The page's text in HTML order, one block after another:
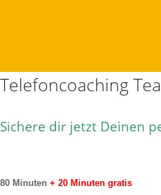
Telefoncoaching
Sichere dir jetzt Deinen
80 Minuten + 20 Minuten gratis